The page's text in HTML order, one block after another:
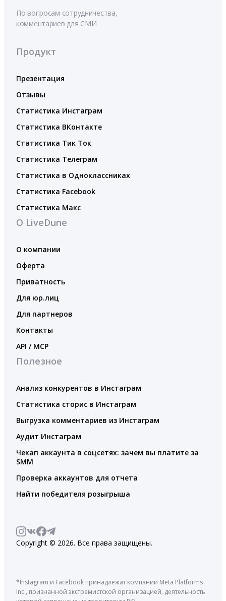
По вопросам сотрудничества,
комментариев для СМИ
Продукт
Презентация
Отзывы
Статистика Инстаграм
Статистика ВКонтакте
Статистика Тик Ток
Статистика Телеграм
Статистика в Одноклассниках
Статистика Facebook
Статистика Макс
О LiveDune
О компании
Оферта
Приватность
Для юр.лиц
Для партнеров
Контакты
API / MCP
Полезное
Анализ конкурентов в Инстаграм
Статистика сторис в Инстаграм
Выгрузка комментариев из Инстаграм
Аудит Инстаграм
Чекап аккаунта в соцсетях: зачем вы платите за
SMM
Проверка аккаунтов для отчета
Найти победителя розыгрыша
Copyright © 2026. Все права защищены.
*Instagram и Facebook принадлежат компании Meta Platforms
Inc., признанной экстремистской организацией, деятельность